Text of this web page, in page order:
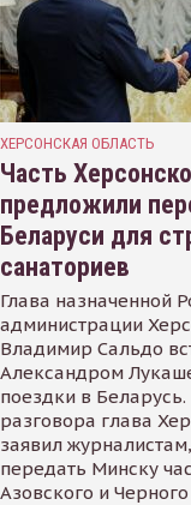
ХЕРСОНСКАЯ ОБЛАСТЬ
Часть
предложили
Беларуси для
санаториев
Глава назначенной
администрации
Владимир Сальдо
Александром
поездки в Беларусь.
разговора глава
заявил
передать Минску
Азовского и